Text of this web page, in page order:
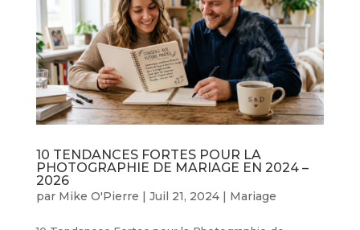
10 TENDANCES FORTES POUR LA
PHOTOGRAPHIE DE MARIAGE EN 2024 –
2026
par Mike O'Pierre | Juil 21, 2024| Mariage